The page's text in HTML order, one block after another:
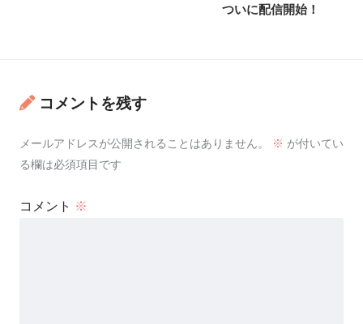
ついに配信開始！
コメントを残す
メールアドレスが公開されることはありません。 ※ が付いてい
る欄は必須項目です
コメント ※